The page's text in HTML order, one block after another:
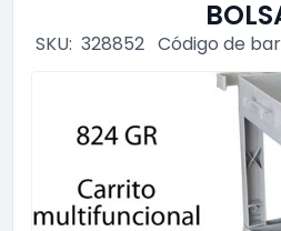
SKU: 328852 Código de